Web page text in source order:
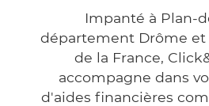
Impanté à Plan-
département Drôme
de la France,
accompagne dans
d'aides financières